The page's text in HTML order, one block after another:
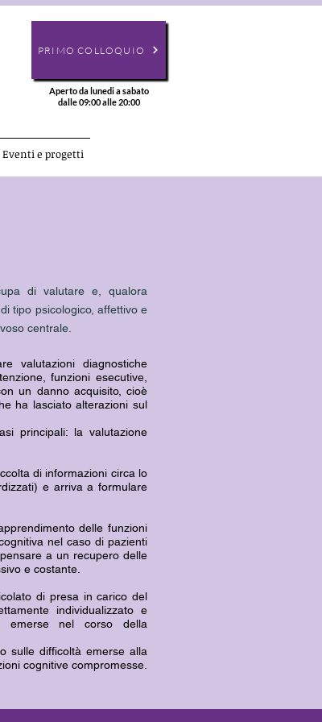
PRIMO COLLOQUIO
Aperto da lunedi a sabato
dalle 09:00 alle 20:00
Eventi e progetti
di valutare e, qualora
tipo psicologico, affettivo e
centrale.
valutazioni diagnostiche
funzioni esecutive,
un danno acquisito, cioè
ha lasciato alterazioni sul
principali: la valutazione
di informazioni circa lo
e arriva a formulare
delle funzioni
nel caso di pazienti
a un recupero delle
e costante.
di presa in carico del
individualizzato e
emerse nel corso della
sulle difficoltà emerse alla
cognitive compromesse.